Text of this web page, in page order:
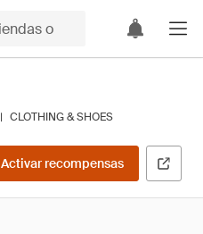
| CLOTHING & SHOES
Activar recompensas